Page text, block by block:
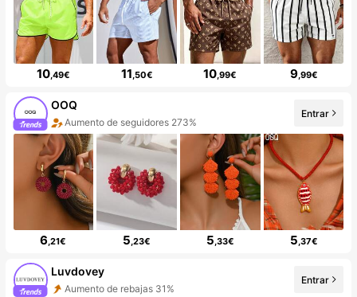
10,49€ 11,50€ 10,99€ 9,99€
OOQ
Aumento de seguidores 273%
Entrar
6,21€ 5,23€ 5,33€ 5,37€
Luvdovey
Aumento de rebajas 31%
Entrar